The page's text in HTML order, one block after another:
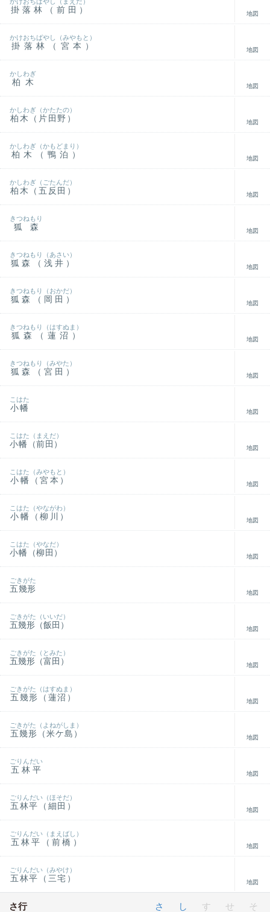
掛落林（前田） 地図
掛落林（宮本）
かけおちばやし（みやもと）
地図
柏木
かしわぎ
地図
柏木（片田野）
かしわぎ（かたたの）
地図
柏木（鴨泊）
かしわぎ（かもどまり）
地図
柏木（五反田）
かしわぎ（ごたんだ）
地図
狐森
きつねもり
地図
狐森（浅井）
きつねもり（あさい）
地図
狐森（岡田）
きつねもり（おかだ）
地図
狐森（蓮沼）
きつねもり（はすぬま）
地図
狐森（宮田）
きつねもり（みやた）
地図
小幡
こはた
地図
小幡（前田）
こはた（まえだ）
地図
小幡（宮本）
こはた（みやもと）
地図
小幡（柳川）
こはた（やながわ）
地図
小幡（柳田）
こはた（やなだ）
地図
五幾形
ごきがた
地図
五幾形（飯田）
ごきがた（いいだ）
地図
五幾形（富田）
ごきがた（とみた）
地図
五幾形（蓮沼）
ごきがた（はすぬま）
地図
五幾形（米ケ島）
ごきがた（よねがしま）
地図
五林平
ごりんだい
地図
五林平（細田）
ごりんだい（ほそだ）
地図
五林平（前橋）
ごりんだい（まえばし）
地図
五林平（三宅）
ごりんだい（みやけ）
地図
さ行 さ し す せ そ